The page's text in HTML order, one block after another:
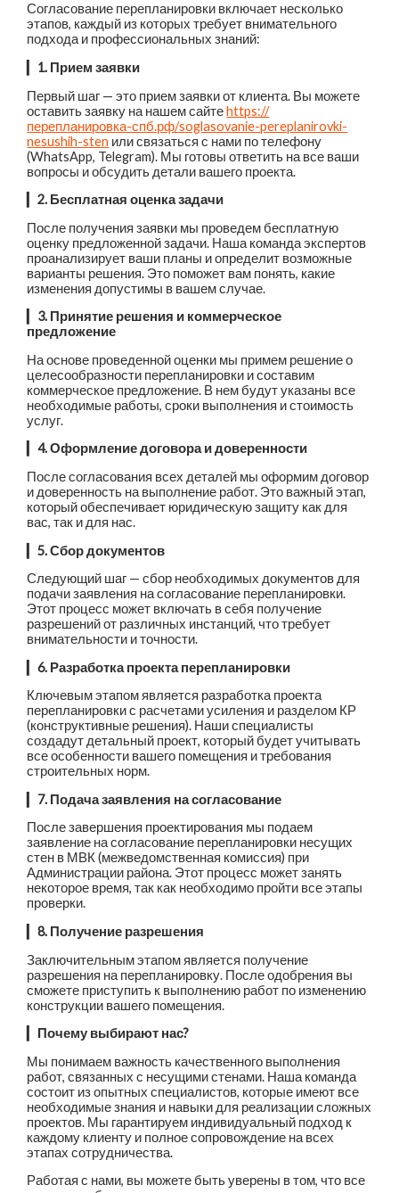
Согласование перепланировки включает несколько
этапов, каждый из которых требует внимательного
подхода и профессиональных знаний:
1. Прием заявки
Первый шаг — это прием заявки от клиента. Вы можете
оставить заявку на нашем сайтеhttps://
перепланировка-спб.рф/soglasovanie-pereplanirovki-
nesushih-sten или связаться с нами по телефону
(WhatsApp, Telegram). Мы готовы ответить на все ваши
вопросы и обсудить детали вашего проекта.
▎2. Бесплатная оценка задачи
После получения заявки мы проведем бесплатную
оценку предложенной задачи. Наша команда экспертов
проанализирует ваши планы и определит возможные
варианты решения. Это поможет вам понять, какие
изменения допустимы в вашем случае.
3. Принятие решения и коммерческое
предложение
На основе проведенной оценки мы примем решение о
целесообразности перепланировки и составим
коммерческое предложение. В нем будут указаны все
необходимые работы, сроки выполнения и стоимость
услуг.
▎4. Оформление договора и доверенности
После согласования всех деталей мы оформим договор
и доверенность на выполнение работ. Это важный этап,
который обеспечивает юридическую защиту как для
вас, так и для нас.
▎5. Сбор документов
Следующий шаг — сбор необходимых документов для
подачи заявления на согласование перепланировки.
Этот процесс может включать в себя получение
разрешений от различных инстанций, что требует
внимательности и точности.
▎6. Разработка проекта перепланировки
Ключевым этапом является разработка проекта
перепланировки с расчетами усиления и разделом КР
(конструктивные решения). Наши специалисты
создадут детальный проект, который будет учитывать
все особенности вашего помещения и требования
строительных норм.
7. Подача заявления на согласование
После завершения проектирования мы подаем
заявление на согласование перепланировки несущих
стен в МВК (межведомственная комиссия) при
Администрации района. Этот процесс может занять
некоторое время, так как необходимо пройти все этапы
проверки.
▎8. Получение разрешения
Заключительным этапом является получение
разрешения на перепланировку. После одобрения вы
сможете приступить к выполнению работ по изменению
конструкции вашего помещения.
Почему выбирают нас?
Мы понимаем важность качественного выполнения
работ, связанных с несущими стенами. Наша команда
состоит из опытных специалистов, которые имеют все
необходимые знания и навыки для реализации сложных
проектов. Мы гарантируем индивидуальный подход к
каждому клиенту и полное сопровождение на всех
этапах сотрудничества.
Работая с нами, вы можете быть уверены в том, что все